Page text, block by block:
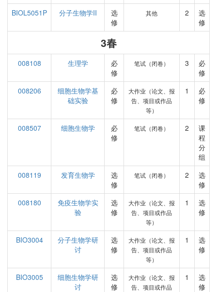
BIOL5051P
分子生物学II
选
修
其他 2
选
修
3春
008108 生理学
必
修
笔试（闭卷） 3
必
修
008206
细胞生物学基
础实验
必
修
大作业（论文、报
告、项目或作品
等）
1
必
修
008507 细胞生物学
必
修
笔试（闭卷） 2
课
程
分
组
008119
发育生物学
选
修
笔试（闭卷） 2
选
修
008180
免疫生物学实
验
选
修
大作业（论文、报
告、项目或作品
等）
1
选
修
BIO3004
分子生物学研
讨
选
修
大作业（论文、报
告、项目或作品
等）
1
选
修
BIO3005
细胞生物学研
讨
选
修
大作业（论文、报
告、项目或作品
1
选
修